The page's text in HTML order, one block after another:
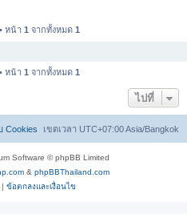
หน้า 1 จากทั้งหมด 1
หน้า 1 จากทั้งหมด 1
ไปที่
เขตเวลา UTC+07:00 Asia/Bangkok
Cookies
Software © phpBB Limited
& phpBBThailand.com
| ข้อตกลงและเงื่อนไข